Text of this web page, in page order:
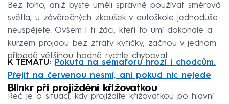
Bez toho, aniž byste uměli správně používat směrová
světla, u závěrečných zkoušek v autoškole jednoduše
neuspějete. Ovšem i ti žáci, kteří to umí dokonale a
kurzem projdou bez ztráty kytičky, začnou v jednom
případě většinou hodně rychle chybovat.
K TÉMATU:
Pokuta na semaforu hrozí i chodcům.
Přejít na červenou nesmí, ani pokud nic nejede
Blinkr při projíždění křižovatkou
Řeč je o situaci, kdy projíždíte křižovatkou po hlavní